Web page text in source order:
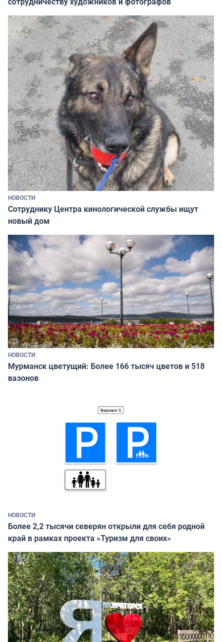
НОВОСТИ
Сотруднику Центра кинологической службы ищут
новый дом
НОВОСТИ
Мурманск цветущий: Более 166 тысяч цветов и 518
вазонов
НОВОСТИ
Более 2,2 тысячи северян открыли для себя родной
край в рамках проекта «Туризм для своих»